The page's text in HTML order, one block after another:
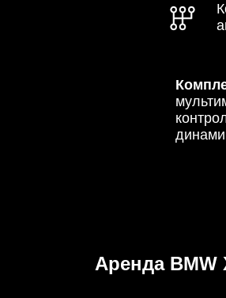
Аренда BMW